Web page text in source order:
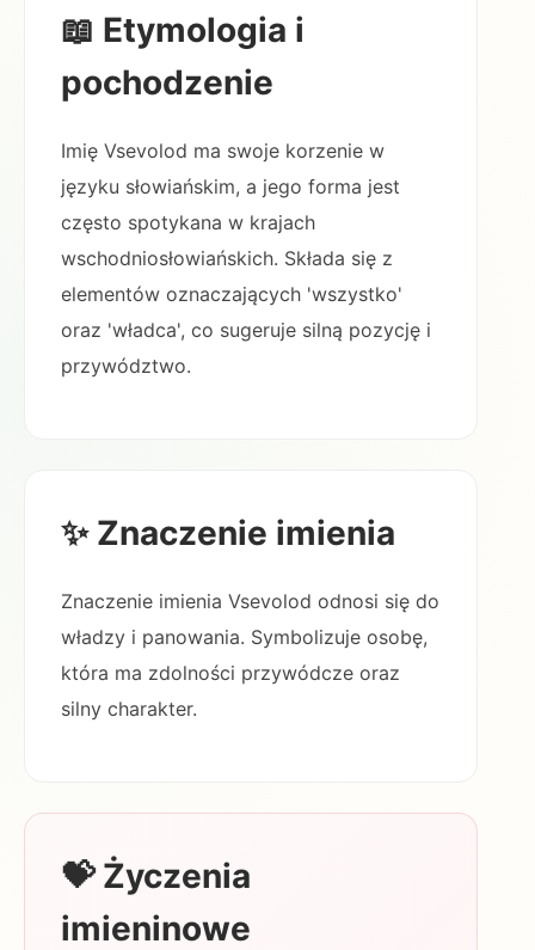
📖 Etymologia i
pochodzenie
Imię Vsevolod ma swoje korzenie w
języku słowiańskim, a jego forma jest
często spotykana w krajach
wschodniosłowiańskich. Składa się z
elementów oznaczających 'wszystko'
oraz 'władca', co sugeruje silną pozycję i
przywództwo.
✨ Znaczenie imienia
Znaczenie imienia Vsevolod odnosi się do
władzy i panowania. Symbolizuje osobę,
która ma zdolności przywódcze oraz
silny charakter.
💝 Życzenia
imieninowe